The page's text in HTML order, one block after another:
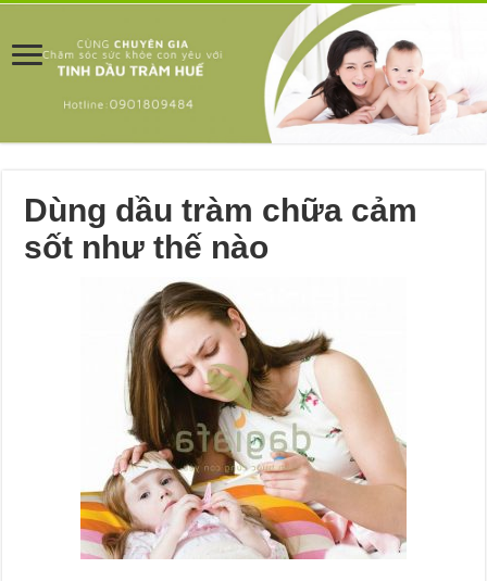
Dùng dầu tràm chữa cảm
sốt như thế nào